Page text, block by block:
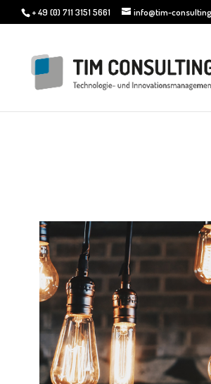
+ 49 (0) 711 3151 5661 info@tim-